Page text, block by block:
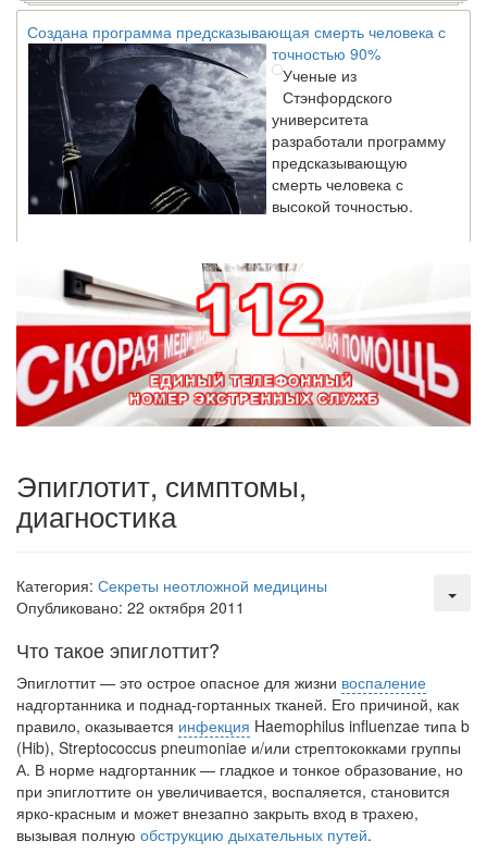
Создана программа предсказывающая смерть человека с
точностью 90%
Ученые из
Стэнфордского
университета
разработали программу
предсказывающую
смерть человека с
высокой точностью.
Зарплата врачей в 2018 году превысит средний доход
россиян в два раза
Глава Минздрава РФ
Вероника Скворцова
опровергла
сообщение о падении
доходов медицинских
работников в
встрече с журналистами ведущих...
надзору в сфере
роста сопутствующих
осложнений от...
Закон о праве родителей находиться с детьми в
реанимации внесен в Госдуму
Соответствующий
Эпиглотит, симптомы,
диагностика
Категория: Секреты неотложной медицины
Опубликовано: 22 октября 2011
Что такое эпиглоттит?
Эпиглоттит — это острое опасное для жизни воспаление
надгортанника и поднад-гортанных тканей. Его причиной, как
правило, оказывается инфекция Haemophilus influenzae типа b
(Hib), Streptococcus pneumoniae и/или стрептококками группы
А. В норме надгортанник — гладкое и тонкое образование, но
при эпиглоттите он уве­личивается, воспаляется, становится
ярко-красным и может внезапно закрыть вход в трахею,
вызывая полную обструкцию дыхательных путей.